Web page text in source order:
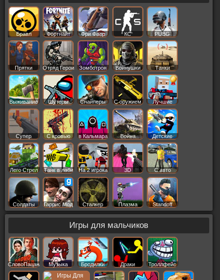
Бравл
Старс
Фортнайт Фри Фаер КС PUBG
Прятки Отряд Герои Зомботрон Войнушки Танки
Выживание Шутеры Снайперы С оружием Лучшие
Супер С кровью в Кальмара Война Детские
Лего Стрел Танк в лаби На 2 игрока 3D С авто
Солдаты Гаррис Мод Сталкер Плазма Standoff
Игры для мальчиков
СловоПацана Музыка Бродилки Драки Троллфейс